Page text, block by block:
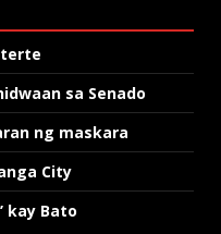
sa Senado
ng maskara
City
kay Bato